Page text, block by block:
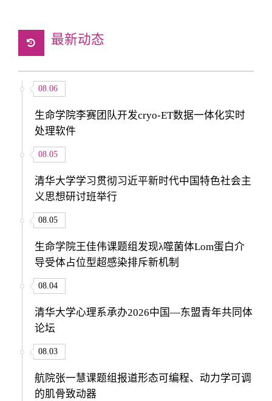
最新动态
08.06
生命学院李赛团队开发cryo-ET数据一体化实时
处理软件
08.05
清华大学学习贯彻习近平新时代中国特色社会主
义思想研讨班举行
08.05
生命学院王佳伟课题组发现λ噬菌体Lom蛋白介
导受体占位型超感染排斥新机制
08.04
清华大学心理系承办2026中国—东盟青年共同体
论坛
08.03
航院张一慧课题组报道形态可编程、动力学可调
的肌骨致动器